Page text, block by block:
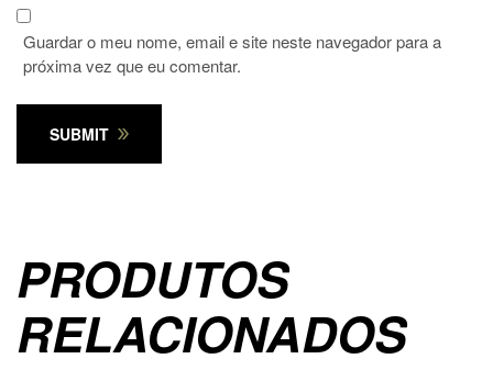
Guardar o meu nome, email e site neste navegador para a
próxima vez que eu comentar.
SUBMIT
PRODUTOS
RELACIONADOS